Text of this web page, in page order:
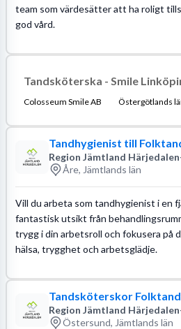
team som värdesätter att ha roligt
god vård.
Tandsköterska - Smile
Colosseum Smile AB Östergötlands
Tandhygienist till
Region Jämtland
Åre, Jämtlands län
Vill du arbeta som tandhygienist i en
fantastisk utsikt från
trygg i din arbetsroll och fokusera på
hälsa, trygghet och arbetsglädje.
Tandsköterskor
Region Jämtland
Östersund, Jämtlands län